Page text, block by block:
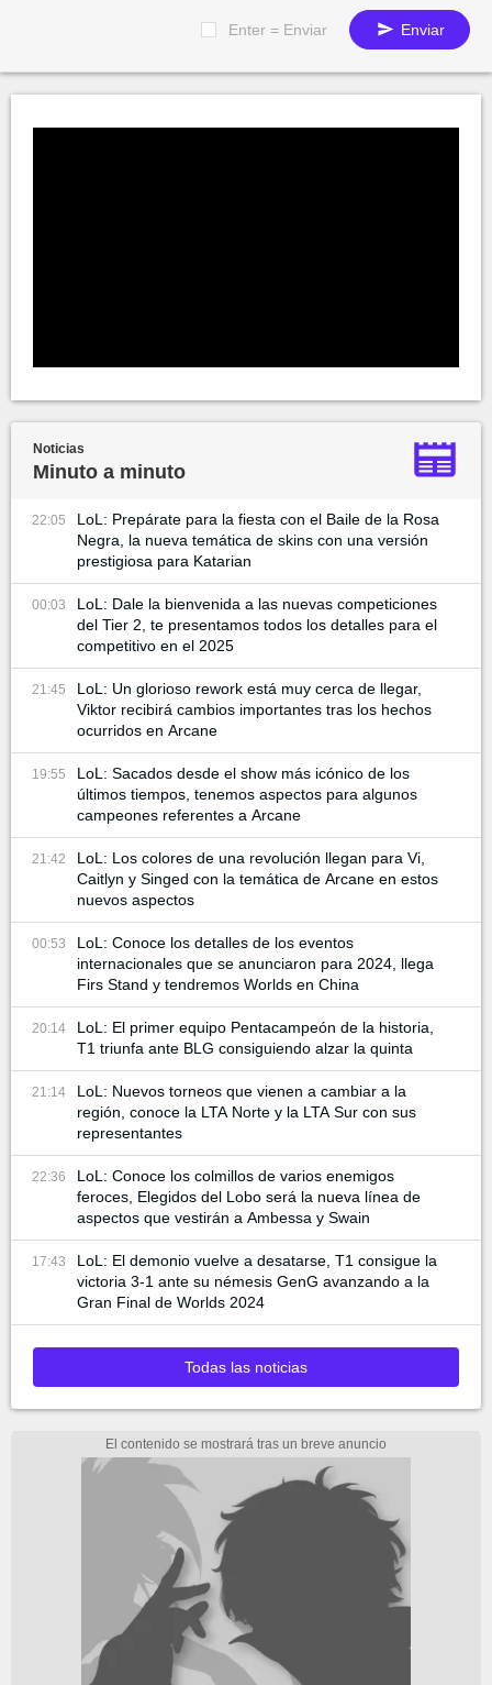
Enter = Enviar Enviar
Noticias
Minuto a minuto
22:05
LoL: Prepárate para la fiesta con el Baile de la Rosa
Negra, la nueva temática de skins con una versión
prestigiosa para Katarian
00:03
LoL: Dale la bienvenida a las nuevas competiciones
del Tier 2, te presentamos todos los detalles para el
competitivo en el 2025
21:45
LoL: Un glorioso rework está muy cerca de llegar,
Viktor recibirá cambios importantes tras los hechos
ocurridos en Arcane
19:55
LoL: Sacados desde el show más icónico de los
últimos tiempos, tenemos aspectos para algunos
campeones referentes a Arcane
21:42
LoL: Los colores de una revolución llegan para Vi,
Caitlyn y Singed con la temática de Arcane en estos
nuevos aspectos
00:53
LoL: Conoce los detalles de los eventos
internacionales que se anunciaron para 2024, llega
Firs Stand y tendremos Worlds en China
20:14
LoL: El primer equipo Pentacampeón de la historia,
T1 triunfa ante BLG consiguiendo alzar la quinta
21:14
LoL: Nuevos torneos que vienen a cambiar a la
región, conoce la LTA Norte y la LTA Sur con sus
representantes
22:36
LoL: Conoce los colmillos de varios enemigos
feroces, Elegidos del Lobo será la nueva línea de
aspectos que vestirán a Ambessa y Swain
17:43
LoL: El demonio vuelve a desatarse, T1 consigue la
victoria 3-1 ante su némesis GenG avanzando a la
Gran Final de Worlds 2024
Todas las noticias